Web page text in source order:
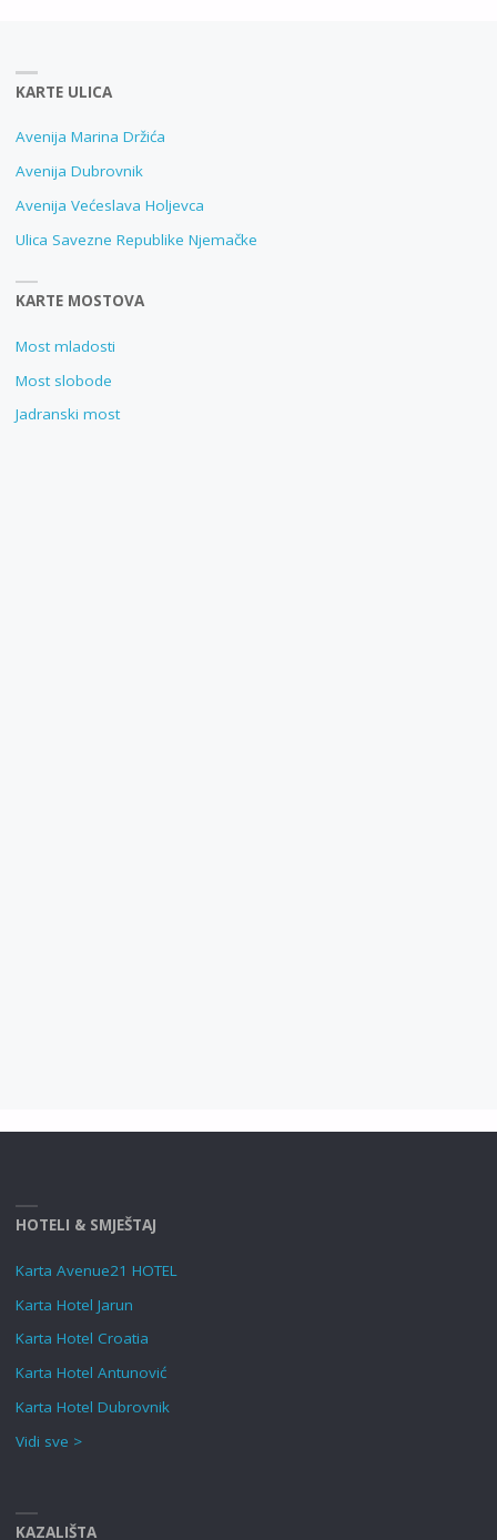
KARTE ULICA
Avenija Marina Držića
Avenija Dubrovnik
Avenija Većeslava Holjevca
Ulica Savezne Republike Njemačke
KARTE MOSTOVA
Most mladosti
Most slobode
Jadranski most
HOTELI & SMJEŠTAJ
Karta Avenue21 HOTEL
Karta Hotel Jarun
Karta Hotel Croatia
Karta Hotel Antunović
Karta Hotel Dubrovnik
Vidi sve >
KAZALIŠTA